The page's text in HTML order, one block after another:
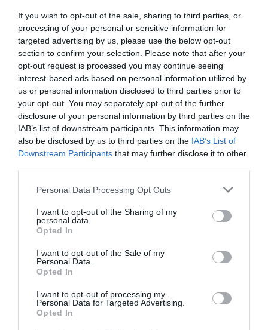
If you wish to opt-out of the sale, sharing to third parties, or
processing of your personal or sensitive information for
targeted advertising by us, please use the below opt-out
section to confirm your selection. Please note that after your
opt-out request is processed you may continue seeing
interest-based ads based on personal information utilized by
us or personal information disclosed to third parties prior to
your opt-out. You may separately opt-out of the further
disclosure of your personal information by third parties on the
IAB’s list of downstream participants. This information may
also be disclosed by us to third parties on the IAB’s List of
Downstream Participants that may further disclose it to other
Personal Data Processing Opt Outs
I want to opt-out of the Sharing of my
personal data.
Opted In
I want to opt-out of the Sale of my
Personal Data.
Opted In
I want to opt-out of processing my
Personal Data for Targeted Advertising.
Opted In
Ακολουθήστε το Culturenow.gr
Σχετικά Άρθρα
από 1 δισ. δολάρια
για το “Spider-Man:
Brand New Day”
“Without Blood” της
Αντζελίνα Τζολί θα